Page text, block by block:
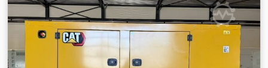
Up Ee Ah Dekr Διαστάσεις χώρου φόρτωσης: 464 x 168 x 216
cm Σήμανση CE: ναι Χώρα παραγωγής: ΗΠΑ Επικοινωνήστε
με την ομάδα DPX για περισσότερες πληροφορίες. = Επιπλέον
επιλογές και αξεσουάρ = - Πίνακας ελέγχου